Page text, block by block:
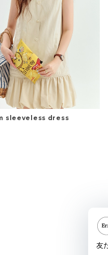
sleeveless dress